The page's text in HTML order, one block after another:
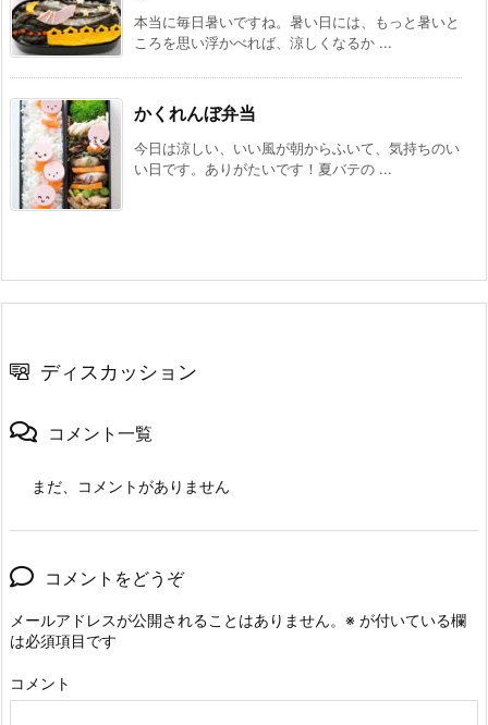
本当に毎日暑いですね。暑い日には、もっと暑いと
ころを思い浮かべれば、涼しくなるか ...
かくれんぼ弁当
今日は涼しい、いい風が朝からふいて、気持ちのい
い日です。ありがたいです！夏バテの ...
ディスカッション
コメント一覧
まだ、コメントがありません
コメントをどうぞ
メールアドレスが公開されることはありません。 ※ が付いている欄
は必須項目です
コメント